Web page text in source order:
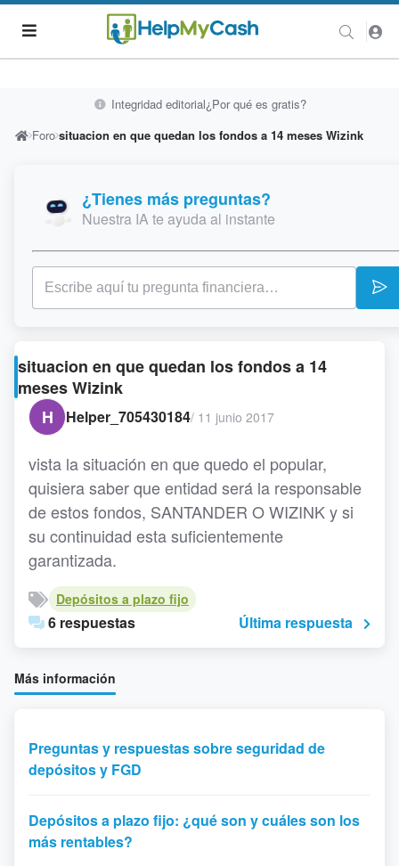
Integridad editorial¿Por qué es gratis?
Foro situacion en que quedan los fondos a 14 meses Wizink
¿Tienes más preguntas?
Nuestra IA te ayuda al instante
situacion en que quedan los fondos a 14
meses Wizink
H
Helper_705430184/ 11 junio 2017
vista la situación en que quedo el popular,
quisiera saber que entidad será la responsable
de estos fondos, SANTANDER O WIZINK y si
su continuidad esta suficientemente
garantizada.
Depósitos a plazo fijo
6 respuestas Última respuesta
Más información
Preguntas y respuestas sobre seguridad de
depósitos y FGD
Depósitos a plazo fijo: ¿qué son y cuáles son los
más rentables?